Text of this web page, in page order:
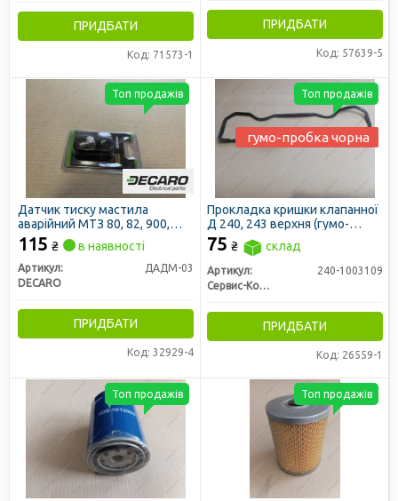
ПРИДБАТИ
Код: 71573-1
ПРИДБАТИ
Код: 57639-5
Датчик тиску мастила
аварійний МТЗ 80, 82, 900,
950, 822, 1025, 1221 (DECARO)
115 ₴ в наявності
Артикул:
ДАДМ-03
DECARO
ПРИДБАТИ
Код: 32929-4
Топ продажів
Прокладка кришки клапанної
Д 240, 243 верхня (гумо-
пробка чорна) (вир-во Сервіс-
Комплектація)
75 ₴ склад
Артикул:
240-1003109
Сервис-Комплектация ООО, Украина
ПРИДБАТИ
Код: 26559-1
Топ продажів
гумо-пробка чорна
Топ продажів Топ продажів